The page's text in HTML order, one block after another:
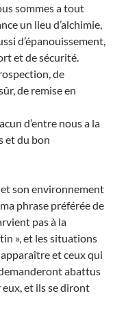
sommes a tout
un lieu d’alchimie,
d’épanouissement,
et de sécurité.
de
de remise en
d’entre nous a la
et du bon
son environnement
phrase préférée de
pas à la
», et les situations
et ceux qui
abattus
et ils se diront